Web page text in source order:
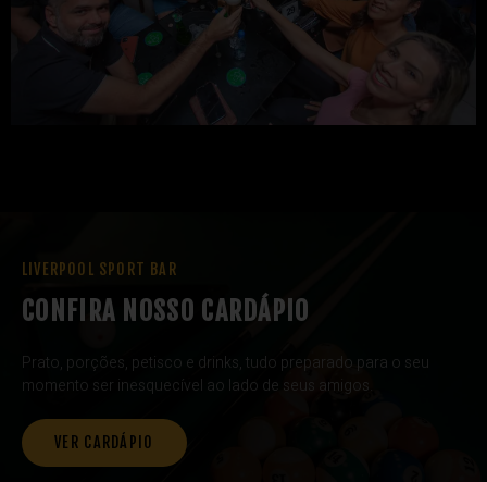
LIVERPOOL SPORT BAR
CONFIRA NOSSO CARDÁPIO
Prato, porções, petisco e drinks, tudo preparado para o seu
momento ser inesquecível ao lado de seus amigos.
VER CARDÁPIO